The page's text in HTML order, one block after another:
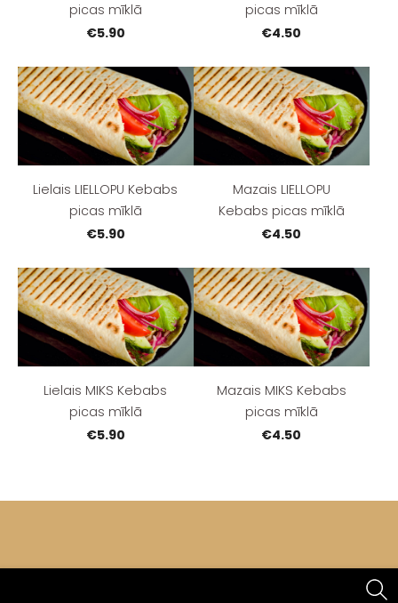
picas mīklā
€5.90
picas mīklā
€4.50
Lielais LIELLOPU Kebabs
picas mīklā
€5.90
Mazais LIELLOPU
Kebabs picas mīklā
€4.50
Lielais MIKS Kebabs
picas mīklā
€5.90
Mazais MIKS Kebabs
picas mīklā
€4.50